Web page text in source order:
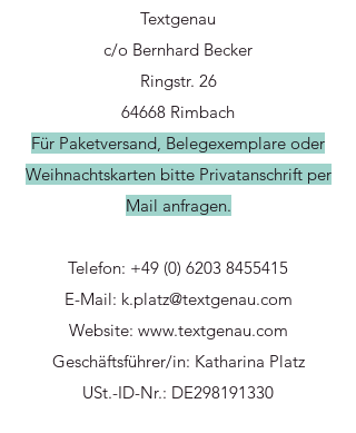
Textgenau
c/o Bernhard Becker
Ringstr. 26
64668 Rimbach
Für Paketversand, Belegexemplare oder
Weihnachtskarten bitte Privatanschrift per
Mail anfragen.
Telefon: +49 (0) 6203 8455415
E-Mail: k.platz@textgenau.com
Website: www.textgenau.com
Geschäftsführer/in: Katharina Platz
USt.-ID-Nr.: DE298191330